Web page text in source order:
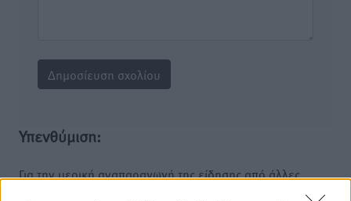
Υπενθύμιση:
Για την μερική αναπαραγωγή της είδησης από άλλες